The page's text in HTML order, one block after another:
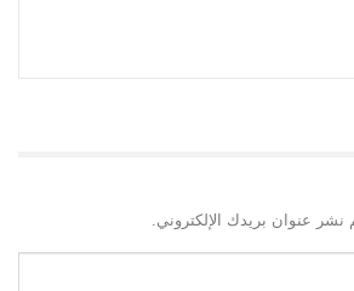
نشر عنوان بريدك الإلكتروني.